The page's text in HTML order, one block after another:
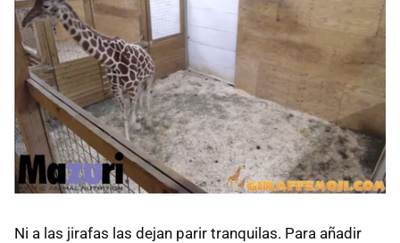
Ni a las jirafas las dejan parir tranquilas. Para añadir